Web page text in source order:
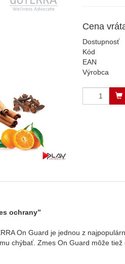
Cena
Dostupnosť
Kód
EAN
Výrobca
ochrany”
On Guard je jednou z
chýbať. Zmes On Guard môže